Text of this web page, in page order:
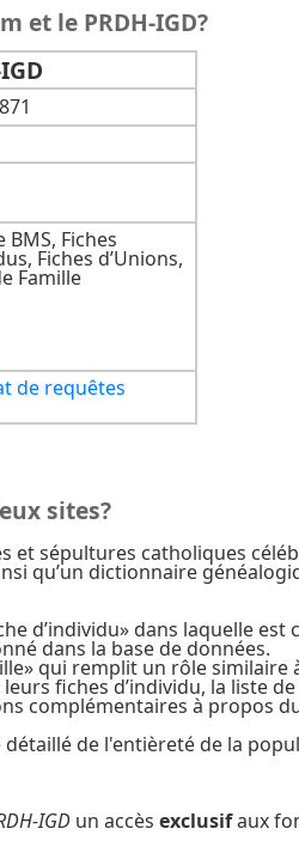
et le PRDH-IGD?
BMS, Fiches
Fiches d’Unions,
Famille
de requêtes
sites?
et sépultures catholiques
qu’un dictionnaire
d’individu» dans laquelle
dans la base de données.
qui remplit un rôle similaire
fiches d’individu, la liste
complémentaires à propos
de l'entièreté de la
IGD un accès exclusifaux